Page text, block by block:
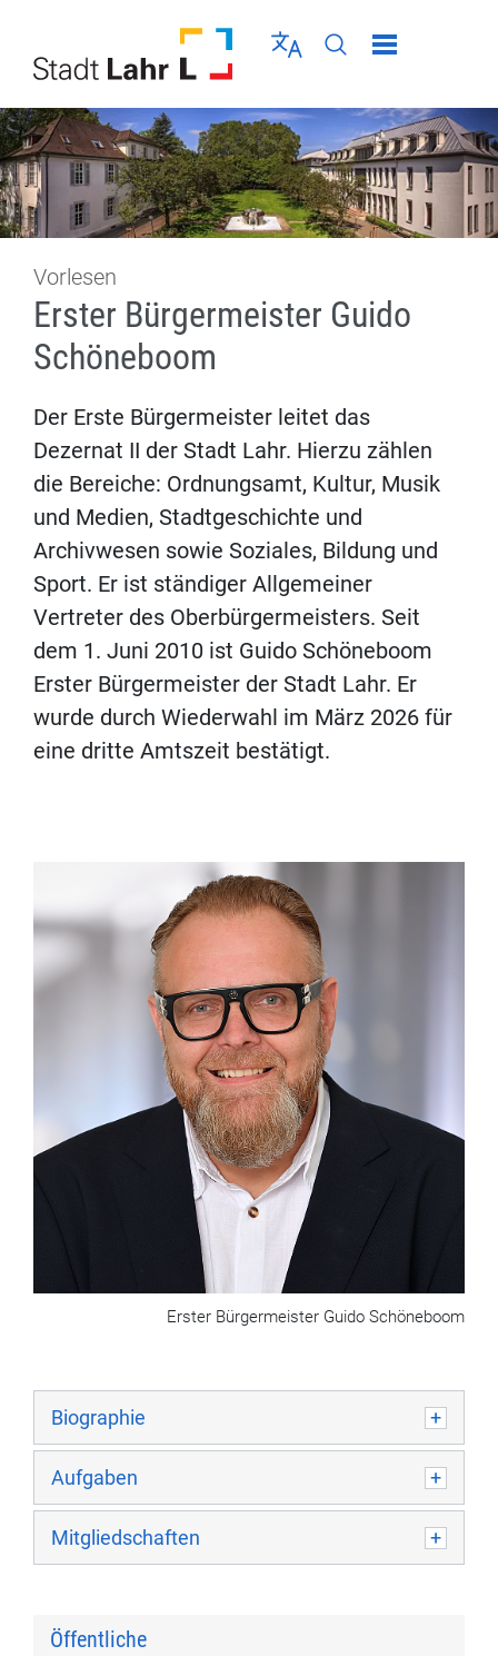
Sprache wählen
Seiten-Suche
Menü schließen
Vorlesen
Erster Bürgermeister Guido
Schöneboom
Der Erste Bürgermeister leitet das
Dezernat II der Stadt Lahr. Hierzu zählen
die Bereiche: Ordnungsamt, Kultur, Musik
und Medien, Stadtgeschichte und
Archivwesen sowie Soziales, Bildung und
Sport. Er ist ständiger Allgemeiner
Vertreter des Oberbürgermeisters. Seit
dem 1. Juni 2010 ist Guido Schöneboom
Erster Bürgermeister der Stadt Lahr. Er
wurde durch Wiederwahl im März 2026 für
eine dritte Amtszeit bestätigt.
Erster Bürgermeister Guido Schöneboom
Biographie
Aufgaben
Mitgliedschaften
Öffentliche